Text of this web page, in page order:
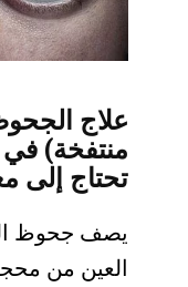
علاج
منتفخة) في
تحتاج إلى
يصف جحوظ
العين من